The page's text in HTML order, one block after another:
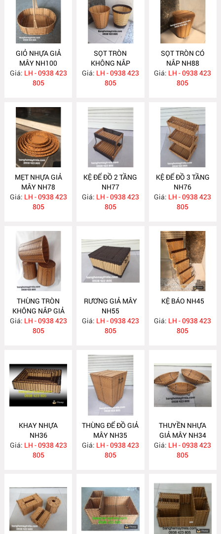
GIỎ NHỰA GIẢ
MÂY NH100
Giá: LH - 0938 423
805
SỌT TRÒN
KHÔNG NẮP
NH89
Giá: LH - 0938 423
805
SỌT TRÒN CÓ
NẮP NH88
Giá: LH - 0938 423
805
MẸT NHỰA GIẢ
MÂY NH78
Giá: LH - 0938 423
805
KỆ ĐỂ ĐỒ 2 TẦNG
NH77
Giá: LH - 0938 423
805
KỆ ĐỂ ĐỒ 3 TẦNG
NH76
Giá: LH - 0938 423
805
THÙNG TRÒN
KHÔNG NẮP GIẢ
MÂY NH69
Giá: LH - 0938 423
805
RƯƠNG GIẢ MÂY
NH55
Giá: LH - 0938 423
805
KỆ BÁO NH45
Giá: LH - 0938 423
805
KHAY NHỰA
NH36
Giá: LH - 0938 423
805
THÙNG ĐỂ ĐỒ GIẢ
MÂY NH35
Giá: LH - 0938 423
805
THUYỀN NHỰA
GIẢ MÂY NH34
Giá: LH - 0938 423
805